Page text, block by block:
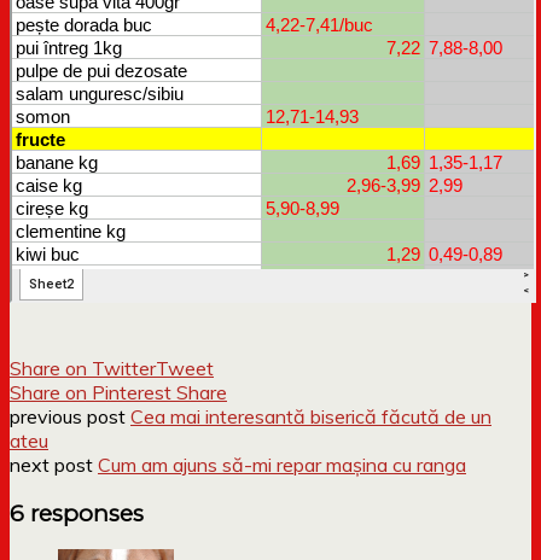
Share on TwitterTweet
Share on Pinterest Share
previous post Cea mai interesantă biserică făcută de un
ateu
next post Cum am ajuns să-mi repar mașina cu ranga
6 responses